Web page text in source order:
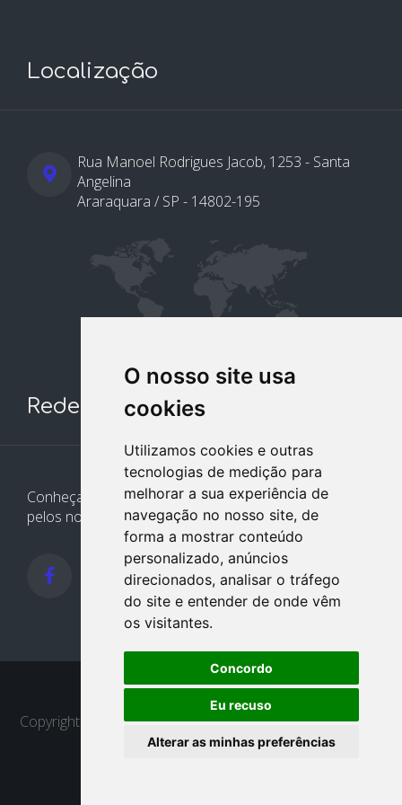
O nosso site usa
cookies
Utilizamos cookies e outras
tecnologias de medição para
melhorar a sua experiência de
navegação no nosso site, de
forma a mostrar conteúdo
personalizado, anúncios
direcionados, analisar o tráfego
do site e entender de onde vêm
os visitantes.
Concordo
Eu recuso
Alterar as minhas preferências
Localização
Rua Manoel Rodrigues Jacob, 1253 - Santa
Angelina
Araraquara / SP - 14802-195
Redes Sociais
Conheça e siga nossos canais. Interaja, fale conosco
pelos nossos perfis e saiba de todas as novidades.
Copyright © 2022 - 2026
Design e desenvolvimento -
Delta Contábil
|